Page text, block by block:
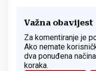
Važna obavijest
Za komentiranje je
Ako nemate
dva ponuđena
koraka.